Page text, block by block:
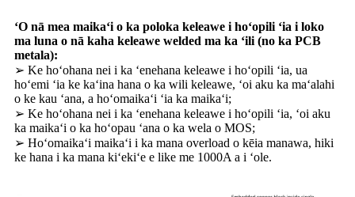
ʻO nā mea maikaʻi o ka poloka keleawe i hoʻopili ʻia i loko
ma luna o nā kaha keleawe welded ma ka ʻili (no ka PCB
metala):
➢ Ke hoʻohana nei i ka ʻenehana keleawe i hoʻopili ʻia, ua
hoʻemi ʻia ke kaʻina hana o ka wili keleawe, ʻoi aku ka maʻalahi
o ke kau ʻana, a hoʻomaikaʻi ʻia ka maikaʻi;
➢ Ke hoʻohana nei i ka ʻenehana keleawe i hoʻopili ʻia, ʻoi aku
ka maikaʻi o ka hoʻopau ʻana o ka wela o MOS;
➢ Hoʻomaikaʻi maikaʻi i ka mana overload o kēia manawa, hiki
ke hana i ka mana kiʻekiʻe e like me 1000A a i ʻole.